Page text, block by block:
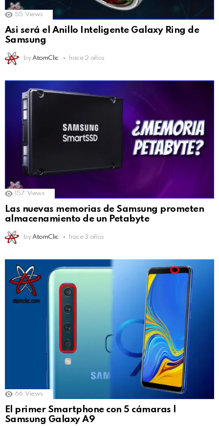
55 Views
Asi será el Anillo Inteligente Galaxy Ring de
Samsung
by AtomClic hace 2 años
157 Views
Las nuevas memorias de Samsung prometen
almacenamiento de un Petabyte
by AtomClic hace 3 años
66 Views
El primer Smartphone con 5 cámaras |
Samsung Galaxy A9